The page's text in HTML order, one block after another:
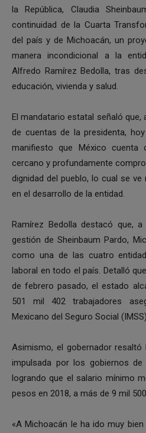
la República, Claudia
continuidad de la Cuarta
del país y de Michoacán, un
manera incondicional a la
Alfredo Ramírez Bedolla, tras
educación, vivienda y salud.
El mandatario estatal señaló
de cuentas de la presidenta,
manifiesto que México cuenta
cercano y profundamente
dignidad del pueblo, lo cual se
en el desarrollo de la entidad.
Ramírez Bedolla destacó que,
gestión de Sheinbaum Pardo,
como una de las cuatro
laboral en todo el país. Detalló
de febrero pasado, el estado
501 mil 402 trabajadores
Mexicano del Seguro Social
Asimismo, el gobernador
impulsada por los gobiernos
logrando que el salario mínimo
pesos en 2018, a más de 9 mil
«A Michoacán le ha ido muy